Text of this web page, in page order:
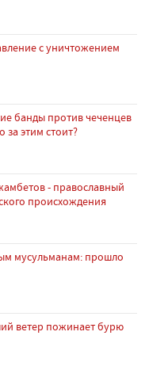
с уничтожением
банды против чеченцев
за этим стоит?
- православный
происхождения
мусульманам: прошло
ветер пожинает бурю